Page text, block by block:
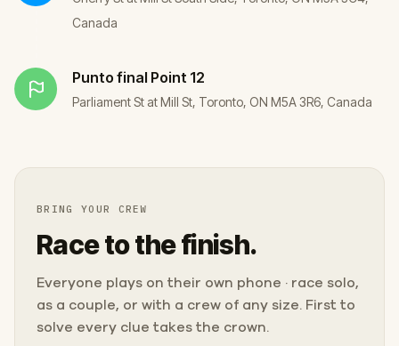
Canada
Punto final Point 12
Parliament St at Mill St, Toronto, ON M5A 3R6, Canada
BRING YOUR CREW
Race to the finish.
Everyone plays on their own phone · race solo,
as a couple, or with a crew of any size. First to
solve every clue takes the crown.